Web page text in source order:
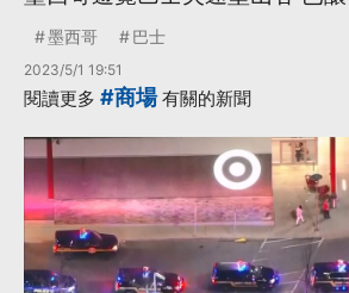
墨西哥 巴士
2023/5/1 19:51
閱讀更多 #商場有關的新聞